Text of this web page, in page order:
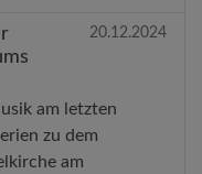
20.12.2024
am letzten
zu dem
am